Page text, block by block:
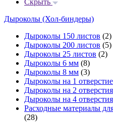
Скрыть
Дыроколы (Хол-биндеры)
Дыроколы 150 листов (2)
Дыроколы 200 листов (5)
Дыроколы 25 листов (2)
Дыроколы 6 мм (8)
Дыроколы 8 мм (3)
Дыроколы на 1 отверстие
Дыроколы на 2 отверстия
Дыроколы на 4 отверстия
Расходные материалы
(28)